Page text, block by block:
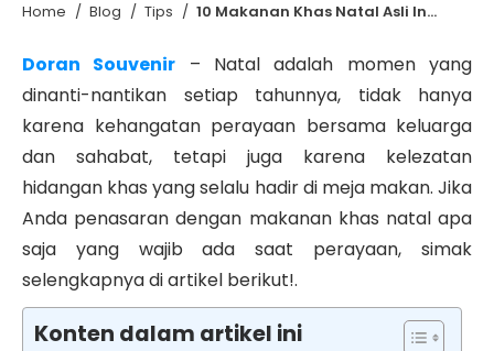
Home / Blog / Tips / 10 Makanan Khas Natal Asli Indonesia yang Menggugah Selera
Doran Souvenir – Natal adalah momen yang
dinanti-nantikan setiap tahunnya, tidak hanya
karena kehangatan perayaan bersama keluarga
dan sahabat, tetapi juga karena kelezatan
hidangan khas yang selalu hadir di meja makan. Jika
Anda penasaran dengan makanan khas natal apa
saja yang wajib ada saat perayaan, simak
selengkapnya di artikel berikut!.
Konten dalam artikel ini